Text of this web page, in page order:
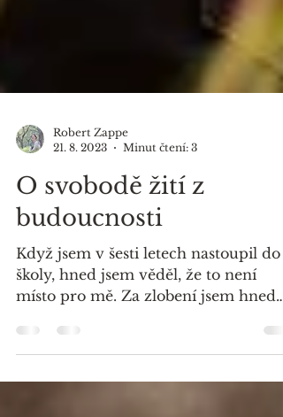
Robert Zappe
21. 8. 2023
Minut čtení: 3
O svobodě žití z
budoucnosti
Když jsem v šesti letech nastoupil do
školy, hned jsem věděl, že to není